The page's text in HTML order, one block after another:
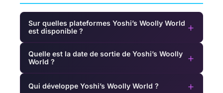
Sur quelles plateformes Yoshi’s Woolly World
est disponible ?
+
Quelle est la date de sortie de Yoshi’s Woolly
World ?
+
Qui développe Yoshi’s Woolly World ? +